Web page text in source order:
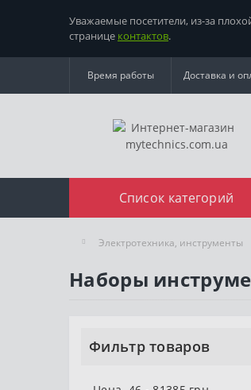
Уважаемые посетители, из-за
странице контактов.
Время работы Доставка и
Список категорий
Электротехника, инструменты
Наборы
Фильтр товаров